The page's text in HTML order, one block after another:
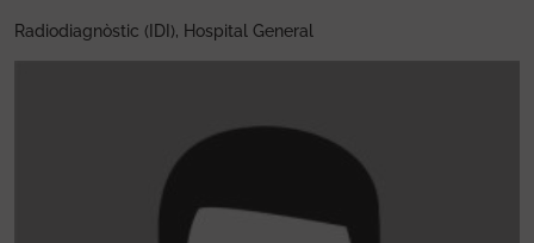
Radiodiagnòstic (IDI), Hospital General